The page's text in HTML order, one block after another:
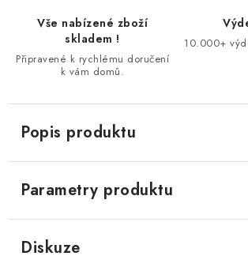
Vše nabízené zboží
skladem !
Připravené k rychlému doručení
k vám domů.
10.000+
Popis produktu
Parametry produktu
Diskuze